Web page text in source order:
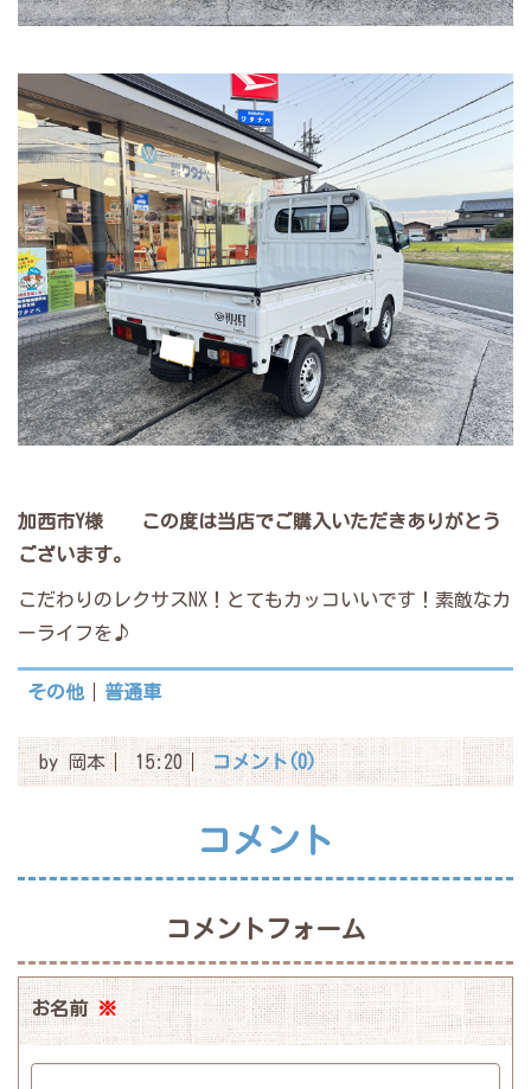
加西市Y様
この度は当店でご購入いただきありがとう
ございます。
こだわりのレクサスNX！とてもカッコいいです！素敵なカ
ーライフを♪
その他 普通車
by岡本 15:20 コメント(0)
コメント
コメントフォーム
お名前 ※